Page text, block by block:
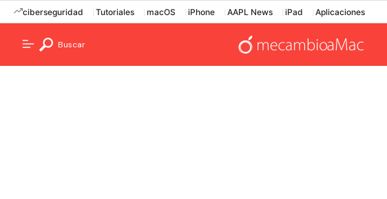
ciberseguridad Tutoriales macOS iPhone AAPL News iPad Aplicaciones
Buscar